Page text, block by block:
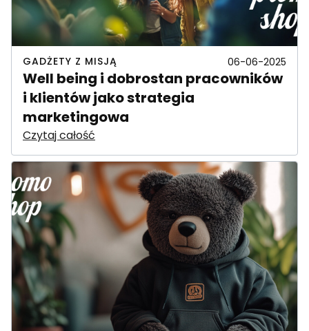
GADŻETY Z MISJĄ 06-06-2025
Well being i dobrostan pracowników
i klientów jako strategia
marketingowa
Czytaj całość